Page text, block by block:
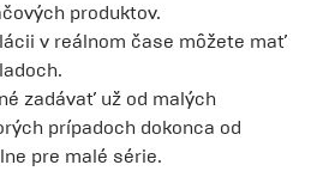
produktov.
v reálnom čase môžete mať
zadávať už od malých
prípadoch dokonca od
pre malé série.